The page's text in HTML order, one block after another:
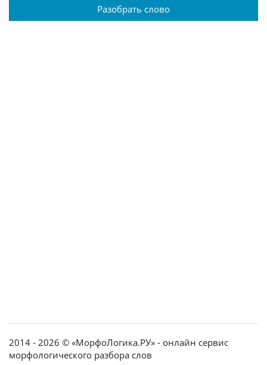
Разобрать слово
2014 - 2026 © «МорфоЛогика.РУ» - онлайн сервис
морфологического разбора слов